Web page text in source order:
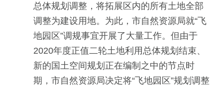
总体规划调整，将拓展区内的所有土地全部
调整为建设用地。为此，市自然资源局就“飞
地园区”调规事宜开展了大量工作。但由于
2020年度正值二轮土地利用总体规划结束、
新的国土空间规划正在编制之中的节点时
期，市自然资源局决定将“飞地园区”规划调整